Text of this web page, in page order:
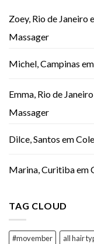
Zoey, Rio de Janeiro
Massager
Michel, Campinas em
Emma, Rio de Janeiro
Massager
Dilce, Santos em
Marina, Curitibaem
TAG CLOUD
#movember all hair